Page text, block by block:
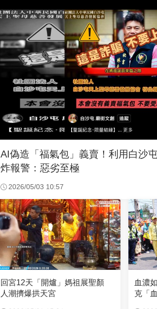
AI偽造「福氣包」義賣！利用白沙
炸報警：惡劣至極
2026/05/03 10:57
回宮12天「開爐」媽祖展聖顏
人潮擠爆拱天宮
血濃
克「血